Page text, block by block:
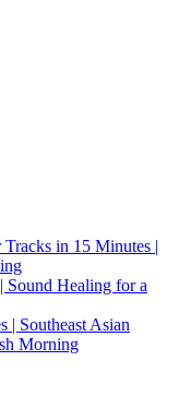
in 15 Minutes |
Sound Healing for a
| Southeast Asian
Morning